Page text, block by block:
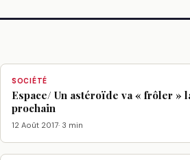
SOCIÉTÉ
Espace/ Un astéroïde va « frôler »
prochain
12 Août 2017· 3 min